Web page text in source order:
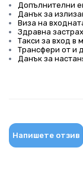
Допълнителни
Данък за
Виза на
Здравна
Такси за вход в
Трансфери от и
Данък за
Напишете отзив